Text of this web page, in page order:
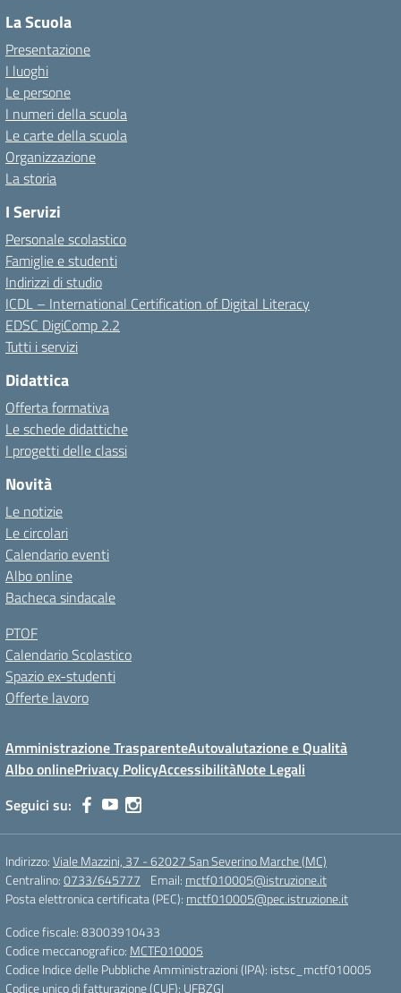
La Scuola
Presentazione
I luoghi
Le persone
I numeri della scuola
Le carte della scuola
Organizzazione
La storia
I Servizi
Personale scolastico
Famiglie e studenti
Indirizzi di studio
ICDL – International Certification of Digital Literacy
EDSC DigiComp 2.2
Tutti i servizi
Didattica
Offerta formativa
Le schede didattiche
I progetti delle classi
Novità
Le notizie
Le circolari
Calendario eventi
Albo online
Bacheca sindacale
PTOF
Calendario Scolastico
Spazio ex-studenti
Offerte lavoro
Amministrazione TrasparenteAutovalutazione e Qualità
Albo onlinePrivacy PolicyAccessibilitàNote Legali
Seguici su:
Indirizzo:Viale Mazzini, 37 - 62027 San Severino Marche (MC)
Centralino:0733/645777 Email: mctf010005@istruzione.it
Posta elettronica certificata (PEC): mctf010005@pec.istruzione.it
Codice fiscale: 83003910433
Codice meccanografico: MCTF010005
Codice Indice delle Pubbliche Amministrazioni (IPA): istsc_mctf010005
Codice unico di fatturazione (CUF): UFBZGI